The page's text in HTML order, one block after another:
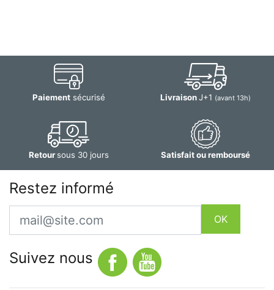
Paiementsécurisé LivraisonJ+1 (avant 13h)
Retoursous 30 jours Satisfait ou remboursé
Restez informé
Email
OK
Suivez nous